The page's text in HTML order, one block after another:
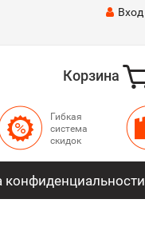
Вход
Корзина
Гибкая
система
скидок
конфиденциальности